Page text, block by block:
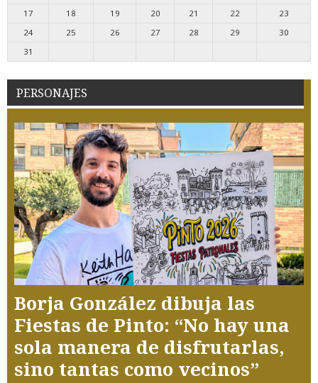
17
18 19 20 21 22
23
24
25 26 27 28 29
30
31
PERSONAJES
Borja González dibuja las
Fiestas de Pinto: “No hay una
sola manera de disfrutarlas,
sino tantas como vecinos”